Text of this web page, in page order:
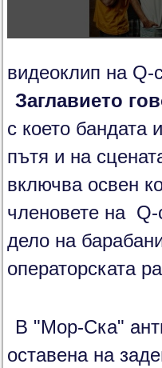
видеoклип на
Заглавието
с което бандата
пътя и на
включва освен
членовете на
дело на
операторската
В "Мор-Ска"
оставена на